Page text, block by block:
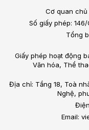
Cơ quan chủ
Số giấy phép:
Tổng
Giấy phép hoạt động
Văn hóa, Thể
Địa chỉ: Tầng 18, Toà
Nghệ,
Email: